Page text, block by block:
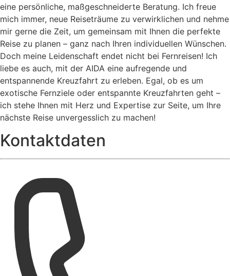
eine persönliche, maßgeschneiderte Beratung. Ich freue
mich immer, neue Reiseträume zu verwirklichen und nehme
mir gerne die Zeit, um gemeinsam mit Ihnen die perfekte
Reise zu planen – ganz nach Ihren individuellen Wünschen.
Doch meine Leidenschaft endet nicht bei Fernreisen! Ich
liebe es auch, mit der AIDA eine aufregende und
entspannende Kreuzfahrt zu erleben. Egal, ob es um
exotische Fernziele oder entspannte Kreuzfahrten geht –
ich stehe Ihnen mit Herz und Expertise zur Seite, um Ihre
nächste Reise unvergesslich zu machen!
Kontaktdaten